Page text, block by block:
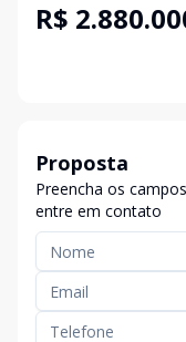
R$
Proposta
Preencha os
entre em contato